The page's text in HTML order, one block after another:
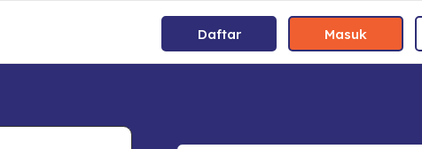
Daftar Masuk